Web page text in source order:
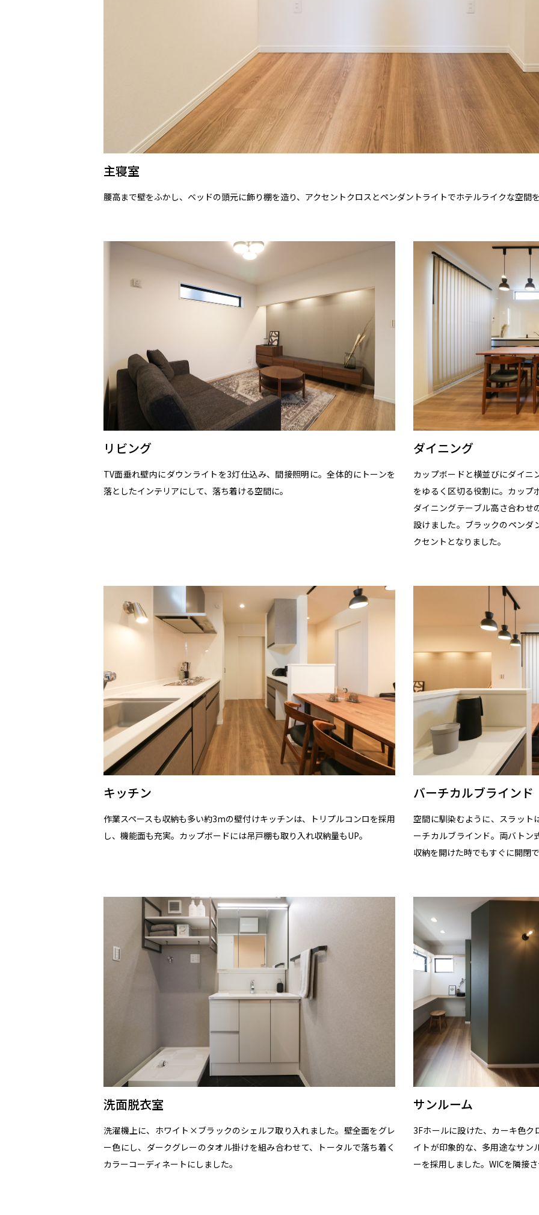
主寝室
腰高まで壁をふかし、ベッドの頭元に飾り棚を造り、アクセントクロスとペンダントライトでホテルライクな空間
リビング
TV面垂れ壁内にダウンライトを3灯仕込み、間接照明に。全体的にトーンを
落としたインテリアにして、落ち着ける空間に。
ダイニング
カップボードと横並びにダイニ
をゆるく区切る役割に。カップ
ダイニングテーブル高さ合わせ
設けました。ブラックのペンダ
クセントとなりました。
キッチン
作業スペースも収納も多い約3mの壁付けキッチンは、トリプルコンロを採用
し、機能面も充実。カップボードには吊戸棚も取り入れ収納量もUP。
バーチカルブラインド
空間に馴染むように、スラット
ーチカルブラインド。両バトン
収納を開けた時でもすぐに開閉
洗面脱衣室
洗濯機上に、ホワイト×ブラックのシェルフ取り入れました。壁全面をグレ
ー色にし、ダークグレーのタオル掛けを組み合わせて、トータルで落ち着く
カラーコーディネートにしました。
サンルーム
3Fホールに設けた、カーキ色
イトが印象的な、多用途なサン
ーを採用しました。WICを隣接